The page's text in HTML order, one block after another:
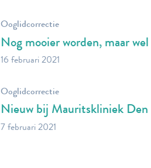
Ooglidcorrectie
Nog mooier worden, maar
16 februari 2021
Ooglidcorrectie
Nieuw bij Mauritskliniek
7 februari 2021